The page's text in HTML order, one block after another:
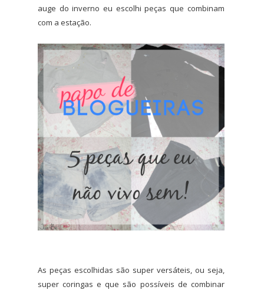
auge do inverno eu escolhi peças que combinam
com a estação.
As peças escolhidas são super versáteis, ou seja,
super coringas e que são possíveis de combinar